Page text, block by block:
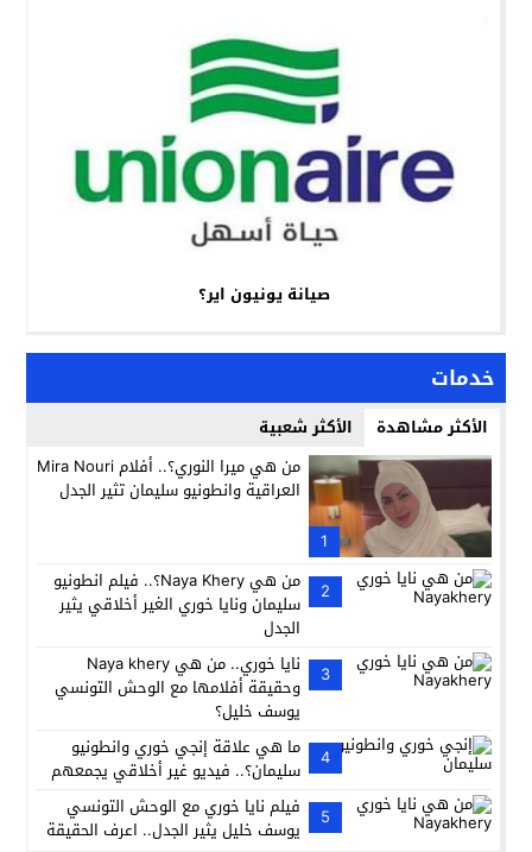
صيانة يونيون اير؟
خدمات
الأكثر مشاهدة الأكثر شعبية
1
من هي ميرا النوري؟.. أفلام Mira Nouri
العراقية وانطونيو سليمان تثير الجدل
2
من هي Naya Khery؟.. فيلم انطونيو
سليمان ونايا خوري الغير أخلاقي يثير
الجدل
3
نايا خوري.. من هي Naya khery
وحقيقة أفلامها مع الوحش التونسي
يوسف خليل؟
4
ما هي علاقة إنجي خوري وانطونيو
سليمان؟.. فيديو غير أخلاقي يجمعهم
5
فيلم نايا خوري مع الوحش التونسي
يوسف خليل يثير الجدل.. اعرف الحقيقة